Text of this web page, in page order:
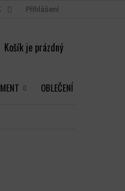
Přihlášení
NÁKUPNÍ
OBLEČENÍ